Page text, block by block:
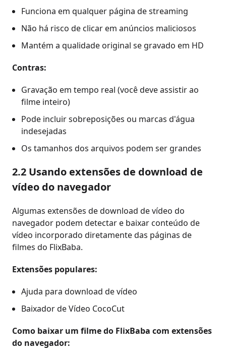
Funciona em qualquer página de streaming
Não há risco de clicar em anúncios maliciosos
Mantém a qualidade original se gravado em HD
Contras:
Gravação em tempo real (você deve assistir ao
filme inteiro)
Pode incluir sobreposições ou marcas d'água
indesejadas
Os tamanhos dos arquivos podem ser grandes
2.2 Usando extensões de download de
vídeo do navegador
Algumas extensões de download de vídeo do
navegador podem detectar e baixar conteúdo de
vídeo incorporado diretamente das páginas de
filmes do FlixBaba.
Extensões populares:
Ajuda para download de vídeo
Baixador de Vídeo CocoCut
Como baixar um filme do FlixBaba com extensões
do navegador: